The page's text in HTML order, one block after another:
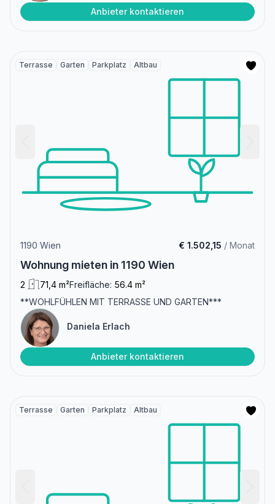
Anbieter kontaktieren
Terrasse Garten Parkplatz Altbau
1190 Wien € 1.502,15 / Monat
Wohnung mieten in 1190 Wien
2 71,4 m²Freifläche: 56.4 m²
**WOHLFÜHLEN MIT TERRASSE UND GARTEN***
Daniela Erlach
Anbieter kontaktieren
Terrasse Garten Parkplatz Altbau